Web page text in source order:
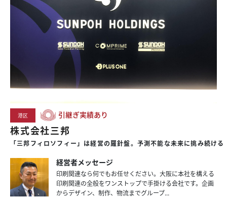
港区 引継ぎ実績あり
株式会社三邦
「三邦フィロソフィー」は経営の羅針盤。予測不能な未来に挑み続ける
経営者メッセージ
印刷関連なら何でもお任せください。大阪に本社を構える
印刷関連の全般をワンストップで手掛ける会社です。企画
からデザイン、制作、物流までグループ...